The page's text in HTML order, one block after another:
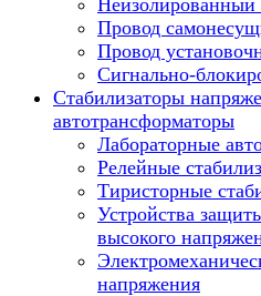
Неизолированный
Провод
Провод
Сигнально-
Стабилизаторы
автотрансформаторы
Лабораторные
Релейные
Тиристорные
Устройства
высокого
напряжения